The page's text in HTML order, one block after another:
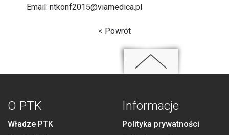
Email:ntkonf2015@viamedica.pl
< Powrót
O PTK
Władze PTK
Informacje
Polityka prywatności